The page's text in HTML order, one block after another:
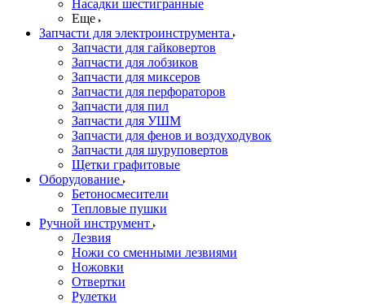
Насадки шестигранные
Еще
Запчасти для электроинструмента
Запчасти для гайковертов
Запчасти для лобзиков
Запчасти для миксеров
Запчасти для перфораторов
Запчасти для пил
Запчасти для УШМ
Запчасти для фенов и воздуходувок
Запчасти для шуруповертов
Щетки графитовые
Оборудование
Бетоносмесители
Тепловые пушки
Ручной инструмент
Лезвия
Ножи со сменными лезвиями
Ножовки
Отвертки
Рулетки